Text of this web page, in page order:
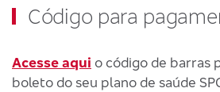
Código para
Acesse aqui o código de barras
boleto do seu plano de saúde